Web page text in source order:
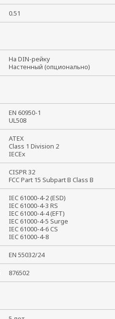
0.51
На DIN-рейку
Настенный (опционально)
EN 60950-1
UL508
ATEX
Class 1 Division 2
IECEx
CISPR 32
FCC Part 15 Subpart B Class B
IEC 61000-4-2 (ESD)
IEC 61000-4-3 RS
IEC 61000-4-4 (EFT)
IEC 61000-4-5 Surge
IEC 61000-4-6 CS
IEC 61000-4-8
EN 55032/24
876502